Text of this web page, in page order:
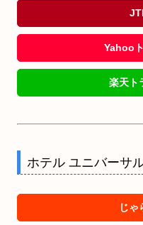
Yahoo
楽天ト
ホテル ユニバーサ
じゃ